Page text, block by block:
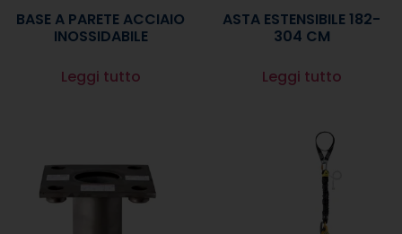
BASE A PARETE ACCIAIO
INOSSIDABILE
Leggi tutto
ASTA ESTENSIBILE 182-
304 CM
Leggi tutto